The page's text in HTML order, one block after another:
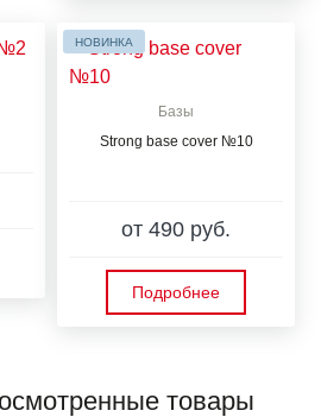
НОВИНКА
Базы
Strong base cover №10
от 490 руб.
Подробнее
товары